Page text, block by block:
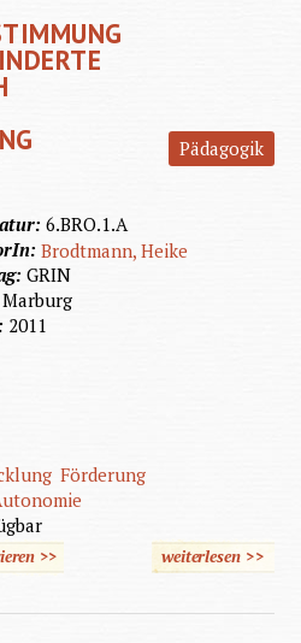
Pädagogik
6.BRO.1.A
Brodtmann, Heike
GRIN
Marburg
2011
Förderung
>> weiterlesen>>